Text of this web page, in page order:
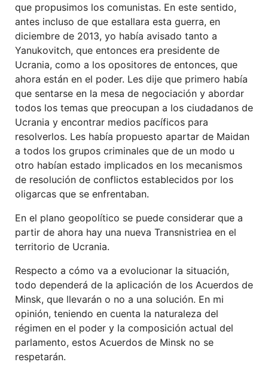
que propusimos los comunistas. En este sentido,
antes incluso de que estallara esta guerra, en
diciembre de 2013, yo había avisado tanto a
Yanukovitch, que entonces era presidente de
Ucrania, como a los opositores de entonces, que
ahora están en el poder. Les dije que primero había
que sentarse en la mesa de negociación y abordar
todos los temas que preocupan a los ciudadanos de
Ucrania y encontrar medios pacíficos para
resolverlos. Les había propuesto apartar de Maidan
a todos los grupos criminales que de un modo u
otro habían estado implicados en los mecanismos
de resolución de conflictos establecidos por los
oligarcas que se enfrentaban.
En el plano geopolítico se puede considerar que a
partir de ahora hay una nueva Transnistriea en el
territorio de Ucrania.
Respecto a cómo va a evolucionar la situación,
todo dependerá de la aplicación de los Acuerdos de
Minsk, que llevarán o no a una solución. En mi
opinión, teniendo en cuenta la naturaleza del
régimen en el poder y la composición actual del
parlamento, estos Acuerdos de Minsk no se
respetarán.